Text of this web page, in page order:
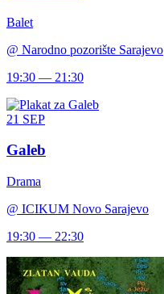
Balet
@ Narodno pozorište Sarajevo
19:30 — 21:30
21 SEP
Galeb
Drama
@ ICIKUM Novo Sarajevo
19:30 — 22:30